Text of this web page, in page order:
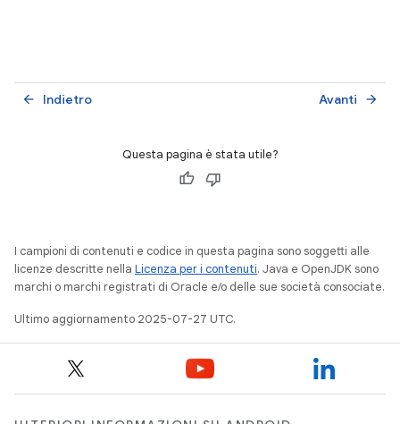
Indietro
arrow_back Avanti arrow_forward
Questa pagina è stata utile?
I campioni di contenuti e codice in questa pagina sono soggetti alle
licenze descritte nella Licenza per i contenuti. Java e OpenJDK sono
marchi o marchi registrati di Oracle e/o delle sue società consociate.
Ultimo aggiornamento 2025-07-27 UTC.